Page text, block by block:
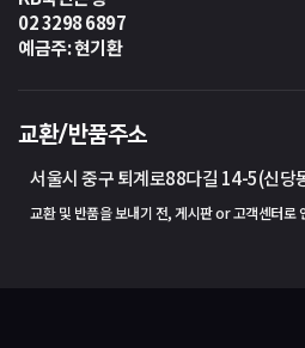
02 3298 6897
예금주: 현기환
교환/반품주소
서울시 중구 퇴계로88다길 14-5(신당
교환 및 반품을 보내기 전, 게시판 or 고객센터로